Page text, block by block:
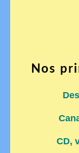
Nos
CD,